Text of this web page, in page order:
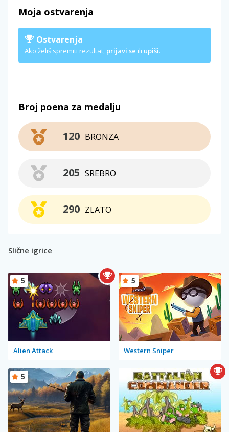
Moja ostvarenja
Ostvarenja
Ako želiš spremiti rezultat, prijavi se ili upiši.
Broj poena za medalju
BRONZA
120
SREBRO
205
ZLATO
290
Slične igrice
Alien Attack
5
Western Sniper
5
5